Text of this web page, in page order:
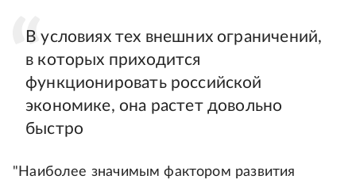
В условиях тех внешних ограничений,
в которых приходится
функционировать российской
экономике, она растет довольно
быстро
"Наиболее значимым фактором развития